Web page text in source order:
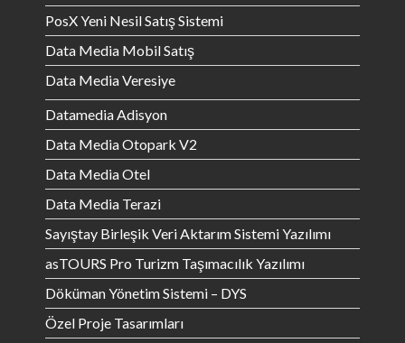
PosX Yeni Nesil Satış Sistemi
Data Media Mobil Satış
Data Media Veresiye
Datamedia Adisyon
Data Media Otopark V2
Data Media Otel
Data Media Terazi
Sayıştay Birleşik Veri Aktarım Sistemi Yazılımı
asTOURS Pro Turizm Taşımacılık Yazılımı
Döküman Yönetim Sistemi – DYS
Özel Proje Tasarımları